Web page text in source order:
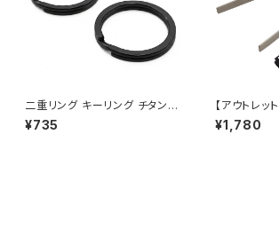
二重リング キーリング チタン製
ブラック 28mm×2個 超軽量 頑
丈 サビに強い 二重丸カン スプ
¥735
【アウトレッ
製 ミニ コン
25.5cm
¥1,780